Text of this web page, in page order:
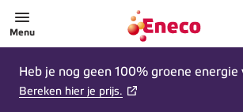
Menu
Heb je nog geen 100% groene energie
Bereken hier je prijs.